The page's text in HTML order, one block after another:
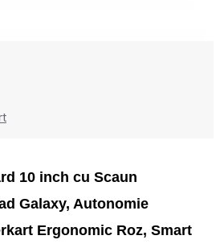
10 inch cu Scaun
Galaxy, Autonomie
Ergonomic Roz, Smart